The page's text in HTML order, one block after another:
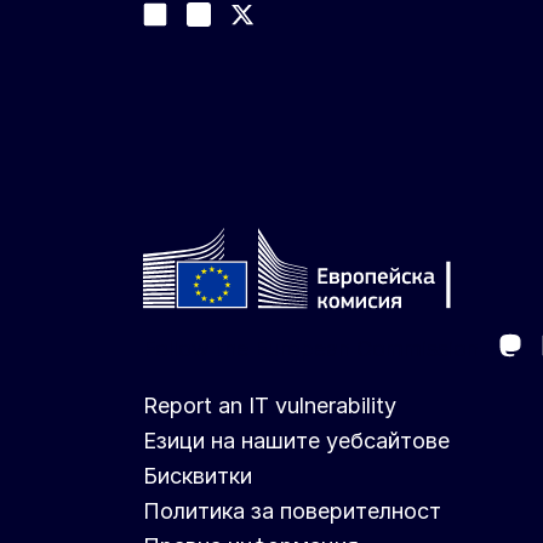
Join us on LinkedIn
Trade-Off podcast
Report an IT vulnerability
Езици на нашите уебсайтове
Бисквитки
Политика за поверителност